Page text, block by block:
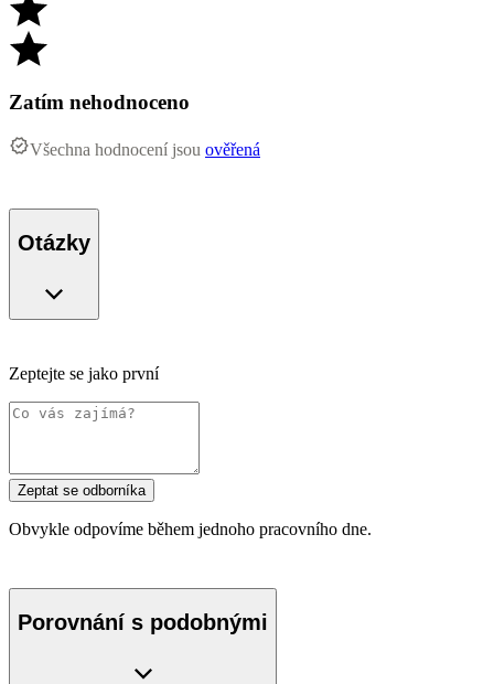
Zatím nehodnoceno
Všechna hodnocení jsou ověřená
Otázky
Zeptejte se jako první
Zeptat se odborníka
Obvykle odpovíme během jednoho pracovního dne.
Porovnání s podobnými